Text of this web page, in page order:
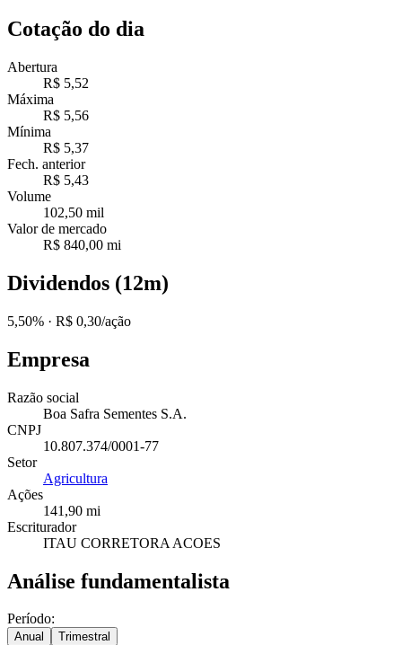
Cotação do dia
Abertura
R$ 5,52
Máxima
R$ 5,56
Mínima
R$ 5,37
Fech. anterior
R$ 5,43
Volume
102,50 mil
Valor de mercado
R$ 840,00 mi
Dividendos (12m)
5,50% · R$ 0,30/ação
Empresa
Razão social
Boa Safra Sementes S.A.
CNPJ
10.807.374/0001-77
Setor
Agricultura
Ações
141,90 mi
Escriturador
ITAU CORRETORA ACOES
Análise fundamentalista
Período:
Anual
Trimestral